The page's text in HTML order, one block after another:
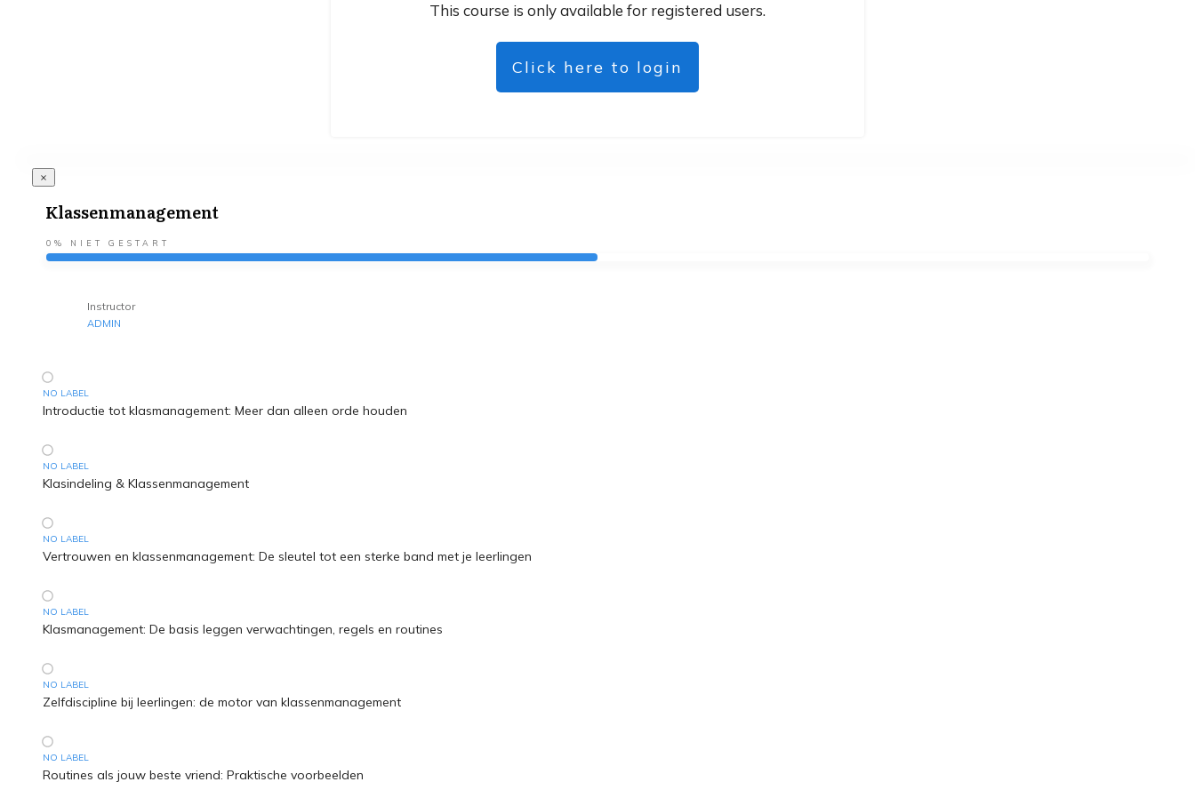
This course is only available for registered users.
Click here to login
Klassenmanagement
0% NIET GESTART
Instructor
ADMIN
NO LABEL
Introductie tot klasmanagement: Meer dan alleen orde houden
NO LABEL
Klasindeling & Klassenmanagement
NO LABEL
Vertrouwen en klassenmanagement: De sleutel tot een sterke band met je leerlingen
NO LABEL
Klasmanagement: De basis leggen verwachtingen, regels en routines
NO LABEL
Zelfdiscipline bij leerlingen: de motor van klassenmanagement
NO LABEL
Routines als jouw beste vriend: Praktische voorbeelden